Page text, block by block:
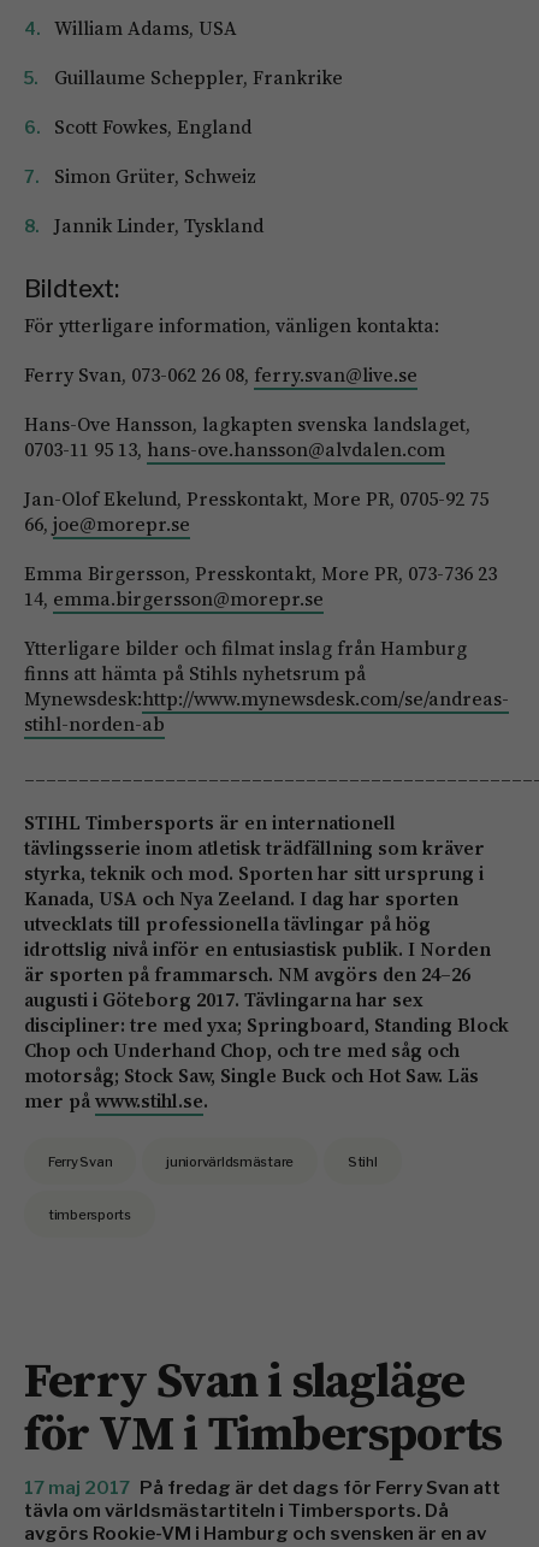
William Adams, USA
Guillaume Scheppler, Frankrike
Scott Fowkes, England
Simon Grüter, Schweiz
Jannik Linder, Tyskland
Bildtext:
För ytterligare information, vänligen kontakta:
Ferry Svan, 073-062 26 08, ferry.svan@live.se
Hans-Ove Hansson, lagkapten svenska landslaget,
0703-11 95 13, hans-ove.hansson@alvdalen.com
Jan-Olof Ekelund, Presskontakt, More PR, 0705-92 75
66, joe@morepr.se
Emma Birgersson, Presskontakt, More PR, 073-736 23
14, emma.birgersson@morepr.se
Ytterligare bilder och filmat inslag från Hamburg
finns att hämta på Stihls nyhetsrum på
Mynewsdesk:http://www.mynewsdesk.com/se/andreas-
stihl-norden-ab
STIHL Timbersports är en internationell
tävlingsserie inom atletisk trädfällning som kräver
styrka, teknik och mod. Sporten har sitt ursprung i
Kanada, USA och Nya Zeeland. I dag har sporten
utvecklats till professionella tävlingar på hög
idrottslig nivå inför en entusiastisk publik. I Norden
är sporten på frammarsch. NM avgörs den 24–26
augusti i Göteborg 2017. Tävlingarna har sex
discipliner: tre med yxa; Springboard, Standing Block
Chop och Underhand Chop, och tre med såg och
motorsåg; Stock Saw, Single Buck och Hot Saw. Läs
mer påwww.stihl.se.
Ferry Svan juniorvärldsmästare Stihl
timbersports
Ferry Svan i slagläge
för VM i Timbersports
17 maj 2017
På fredag är det dags för Ferry Svan att
tävla om världsmästartiteln i Timbersports. Då
avgörs Rookie-VM i Hamburg och svensken är en av